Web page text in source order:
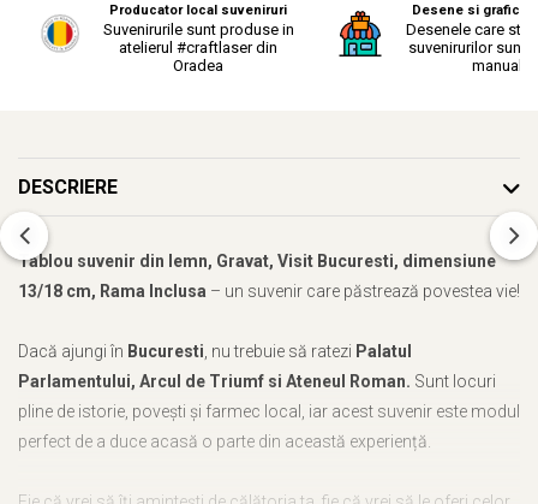
Producator local suveniruri
Suvenirurile sunt produse in
atelierul #craftlaser din
Oradea
Desene si grafica
Desenele care
suvenirurilor sunt
manual.
DESCRIERE
Tablou suvenir din lemn, Gravat, Visit Bucuresti, dimensiune
13/18 cm, Rama Inclusa – un suvenir care păstrează povestea vie!
Dacă ajungi în Bucuresti, nu trebuie să ratezi Palatul
Parlamentului, Arcul de Triumf si Ateneul Roman. Sunt locuri
pline de istorie, povești și farmec local, iar acest suvenir este modul
perfect de a duce acasă o parte din această experiență.